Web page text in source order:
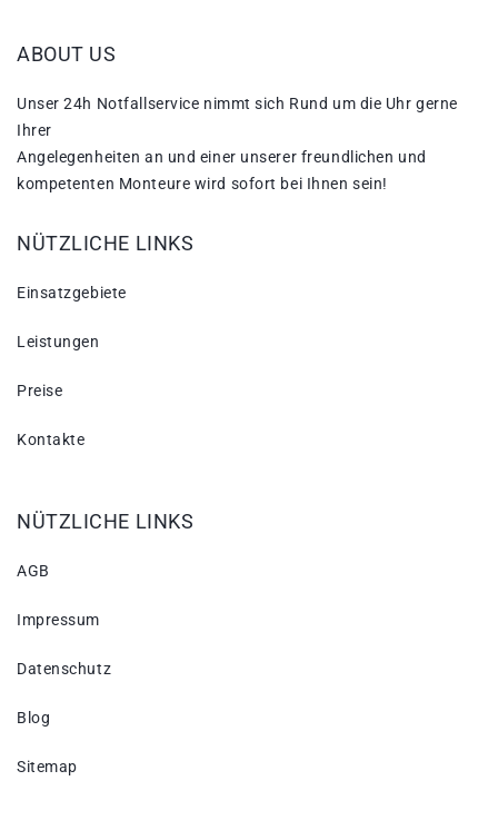
ABOUT US
Unser 24h Notfallservice nimmt sich Rund um die Uhr gerne
Ihrer
Angelegenheiten an und einer unserer freundlichen und
kompetenten Monteure wird sofort bei Ihnen sein!
NÜTZLICHE LINKS
Einsatzgebiete
Leistungen
Preise
Kontakte
NÜTZLICHE LINKS
AGB
Impressum
Datenschutz
Blog
Sitemap